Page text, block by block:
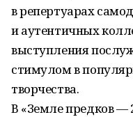
в репертуарах
и аутентичных
выступления
стимулом в
творчества.
В «Земле предков —